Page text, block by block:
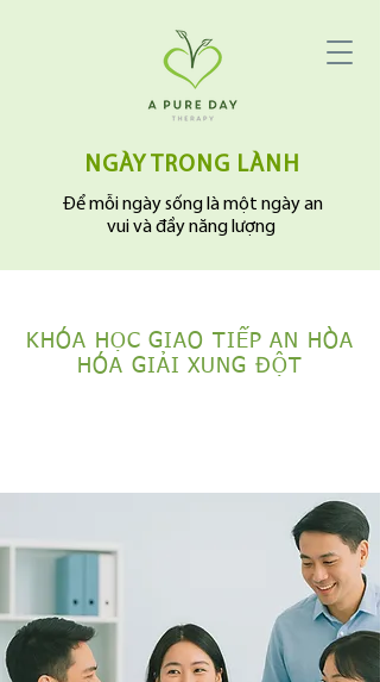
Để mỗi ngày sống là một ngày an
vui và đầy năng lượng
NGÀY TRONG LÀNH
​KHÓA HỌC GIAO TIẾP AN HÒA
​HÓA GIẢI XUNG ĐỘT